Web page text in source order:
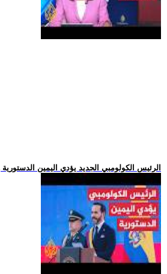
.. الرئيس الكولومبي الجديد يؤدي اليمين